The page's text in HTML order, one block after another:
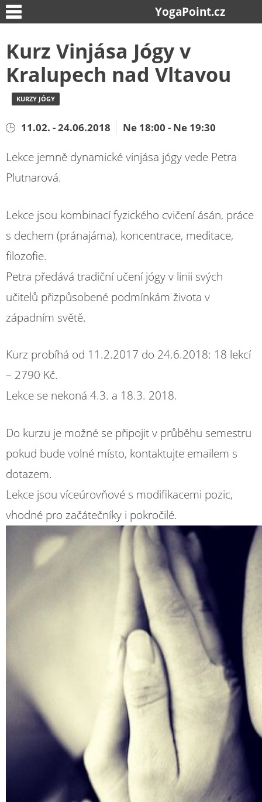
YogaPoint.cz
Kurz Vinjása Jógy v
Kralupech nad Vltavou
KURZY JÓGY
11.02. - 24.06.2018 Ne 18:00 - Ne 19:30
Lekce jemně dynamické vinjása jógy vede Petra
Plutnarová.
Lekce jsou kombinací fyzického cvičení ásán, práce
s dechem (pránajáma), koncentrace, meditace,
filozofie.
Petra předává tradiční učení jógy v linii svých
učitelů přizpůsobené podmínkám života v
západním světě.
Kurz probíhá od 11.2.2017 do 24.6.2018: 18 lekcí
– 2790 Kč.
Lekce se nekoná 4.3. a 18.3. 2018.
Do kurzu je možné se připojit v průběhu semestru
pokud bude volné místo, kontaktujte emailem s
dotazem.
Lekce jsou víceúrovňové s modifikacemi pozic,
vhodné pro začátečníky i pokročilé.